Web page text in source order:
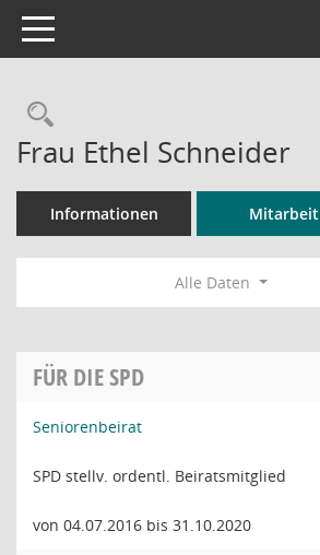
Toggle navigation
Rechercheauswahl
Frau Ethel Schneider
Informationen Mitarbeit
Alle Daten
FÜR DIE SPD
Seniorenbeirat
SPD stellv. ordentl. Beiratsmitglied
von 04.07.2016 bis 31.10.2020